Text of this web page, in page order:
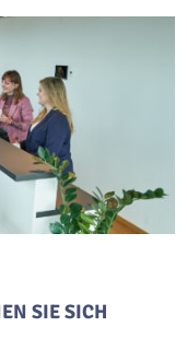
SIE SICH